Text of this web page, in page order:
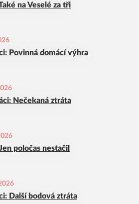
na Veselé za tři
Povinná domácí výhra
Nečekaná ztráta
poločas nestačil
Další bodová ztráta